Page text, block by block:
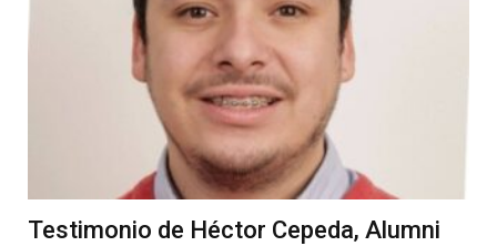
Testimonio de Héctor Cepeda, Alumni